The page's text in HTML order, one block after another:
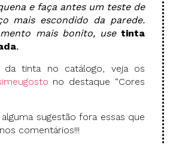
e faça antes um teste de
mais escondido da parede.
mais bonito, use tinta
.
tinta no catálogo, veja os
no destaque “Cores
sugestão fora essas que
comentários!!!